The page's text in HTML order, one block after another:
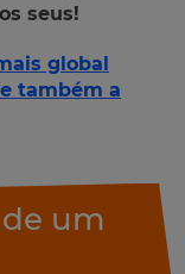
seus!
global
também a
um